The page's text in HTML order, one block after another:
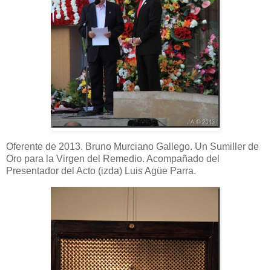
Oferente de 2013. Bruno Murciano Gallego. Un Sumiller de
Oro para la Virgen del Remedio. Acompañado del
Presentador del Acto (izda) Luis Agüe Parra.